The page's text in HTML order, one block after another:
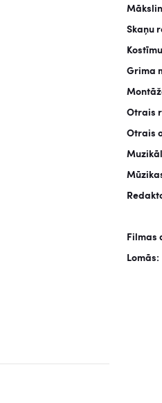
Skaņu
Grima
Otrais
Otrais
Filmas
Lomās: